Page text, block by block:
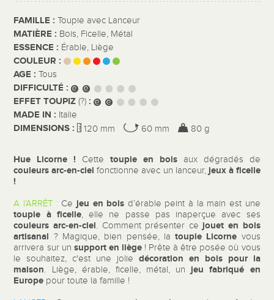
FAMILLE :Toupie avec Lanceur
MATIÈRE : Bois, Ficelle, Métal
ESSENCE : Érable, Liège
COULEUR :
AGE :Tous
DIFFICULTÉ :
EFFET TOUPIZ(?) :
MADE IN : Italie
DIMENSIONS : 120 mm 60 mm 80 g
Hue Licorne ! Cettetoupie en boisaux dégradés de
couleurs arc-en-ciel fonctionne avec un lanceur,jeux à ficelle
!
A l’ARRÊT :Ce jeu en bois d’érable peint à la main est une
toupie à ficelle, elle ne passe pas inaperçue avec ses
couleurs arc-en-ciel. Comment présenter ce jouet en bois
artisanal ? Magique, bien pensée, latoupie Licorne vous
arrivera sur un support en liège! Prête à être posée où vous
le souhaitez, c'est une jolie décoration en bois pour la
maison. Liège, érable, ficelle, métal, un jeu fabriqué en
Europe pour toute la famille !